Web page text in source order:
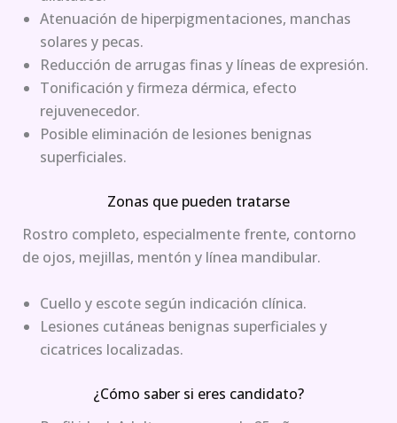
Atenuación de hiperpigmentaciones, manchas
solares y pecas.
Reducción de arrugas finas y líneas de expresión.
Tonificación y firmeza dérmica, efecto
rejuvenecedor.
Posible eliminación de lesiones benignas
superficiales.
Zonas que pueden tratarse
Rostro completo, especialmente frente, contorno
de ojos, mejillas, mentón y línea mandibular.
Cuello y escote según indicación clínica.
Lesiones cutáneas benignas superficiales y
cicatrices localizadas.
¿Cómo saber si eres candidato?